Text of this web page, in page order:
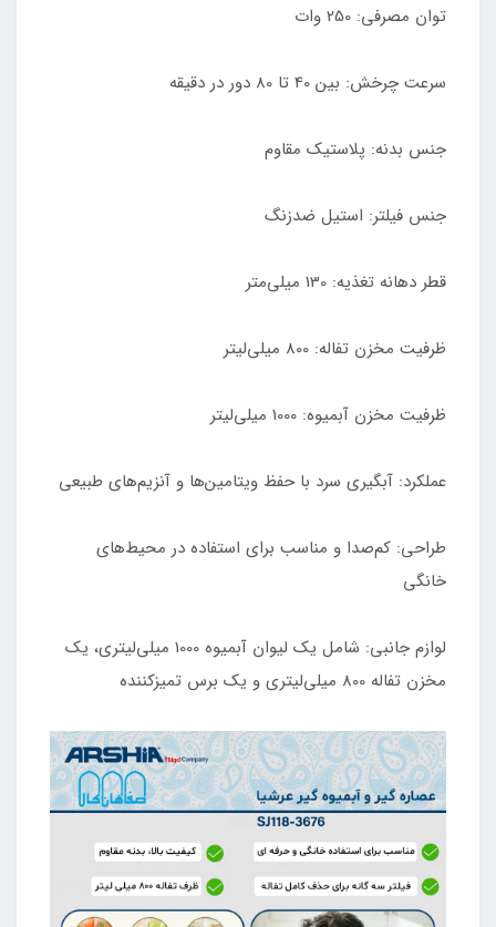
توان مصرفی: 250 وات
سرعت چرخش: بین 40 تا 80 دور در دقیقه
جنس بدنه: پلاستیک مقاوم
جنس فیلتر: استیل ضدزنگ
قطر دهانه تغذیه: 130 میلی‌متر
ظرفیت مخزن تفاله: 800 میلی‌لیتر
ظرفیت مخزن آبمیوه: 1000 میلی‌لیتر
عملکرد: آبگیری سرد با حفظ ویتامین‌ها و آنزیم‌های طبیعی
طراحی: کم‌صدا و مناسب برای استفاده در محیط‌های
خانگی
لوازم جانبی: شامل یک لیوان آبمیوه 1000 میلی‌لیتری، یک
مخزن تفاله 800 میلی‌لیتری و یک برس تمیزکننده